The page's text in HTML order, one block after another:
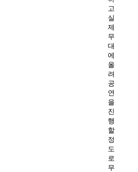
고
실
제
무
대
에
올
려
공
연
을
진
행
할
정
도
로
무